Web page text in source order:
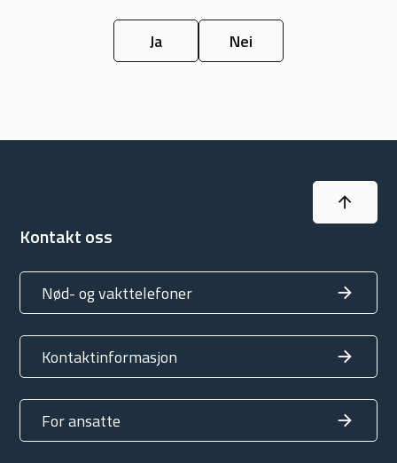
Ja Nei
Kontakt oss
Nød- og vakttelefoner
Kontaktinformasjon
For ansatte
Til